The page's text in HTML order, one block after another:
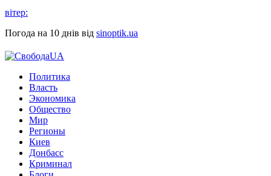
вітер:
Погода на 10 днів від sinoptik.ua
Политика
Власть
Экономика
Общество
Мир
Регионы
Киев
Донбасс
Криминал